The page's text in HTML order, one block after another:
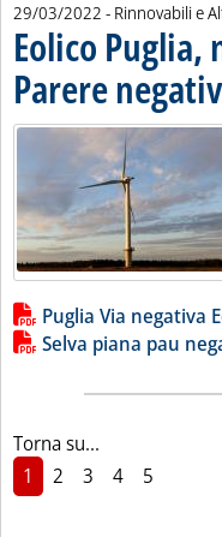
29/03/2022 - Rinnovabili e
Eolico Puglia,
Parere
Lista allegati PDF
Puglia Via negativa
Selva piana pau
Torna su...
1
2 3 4 5